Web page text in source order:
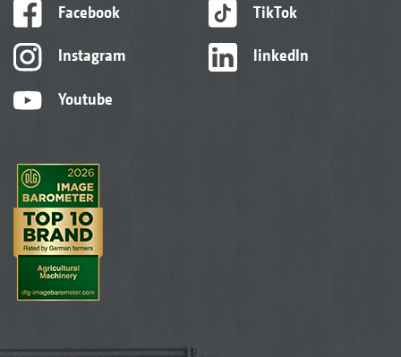
Facebook
Instagram
Youtube
TikTok
linkedIn